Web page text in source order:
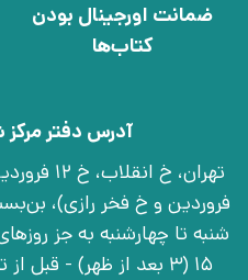
ضمانت اورجینال بودن
کتاب‌ها
آدرس دفتر
15 (3 بعد از ظهر) - قبل از تشریف آوردن تماس بگیرید